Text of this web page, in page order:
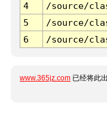
4
/source/
5
/source/
6
/source/
www.365jz.com 已经将此